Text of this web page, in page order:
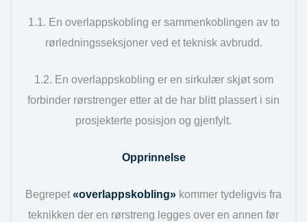
1.1. En overlappskobling er sammenkoblingen av to
rørledningsseksjoner ved et teknisk avbrudd.
1.2. En overlappskobling er en sirkulær skjøt som
forbinder rørstrenger etter at de har blitt plassert i sin
prosjekterte posisjon og gjenfylt.
Opprinnelse
Begrepet «overlappskobling» kommer tydeligvis fra
teknikken der en rørstreng legges over en annen før